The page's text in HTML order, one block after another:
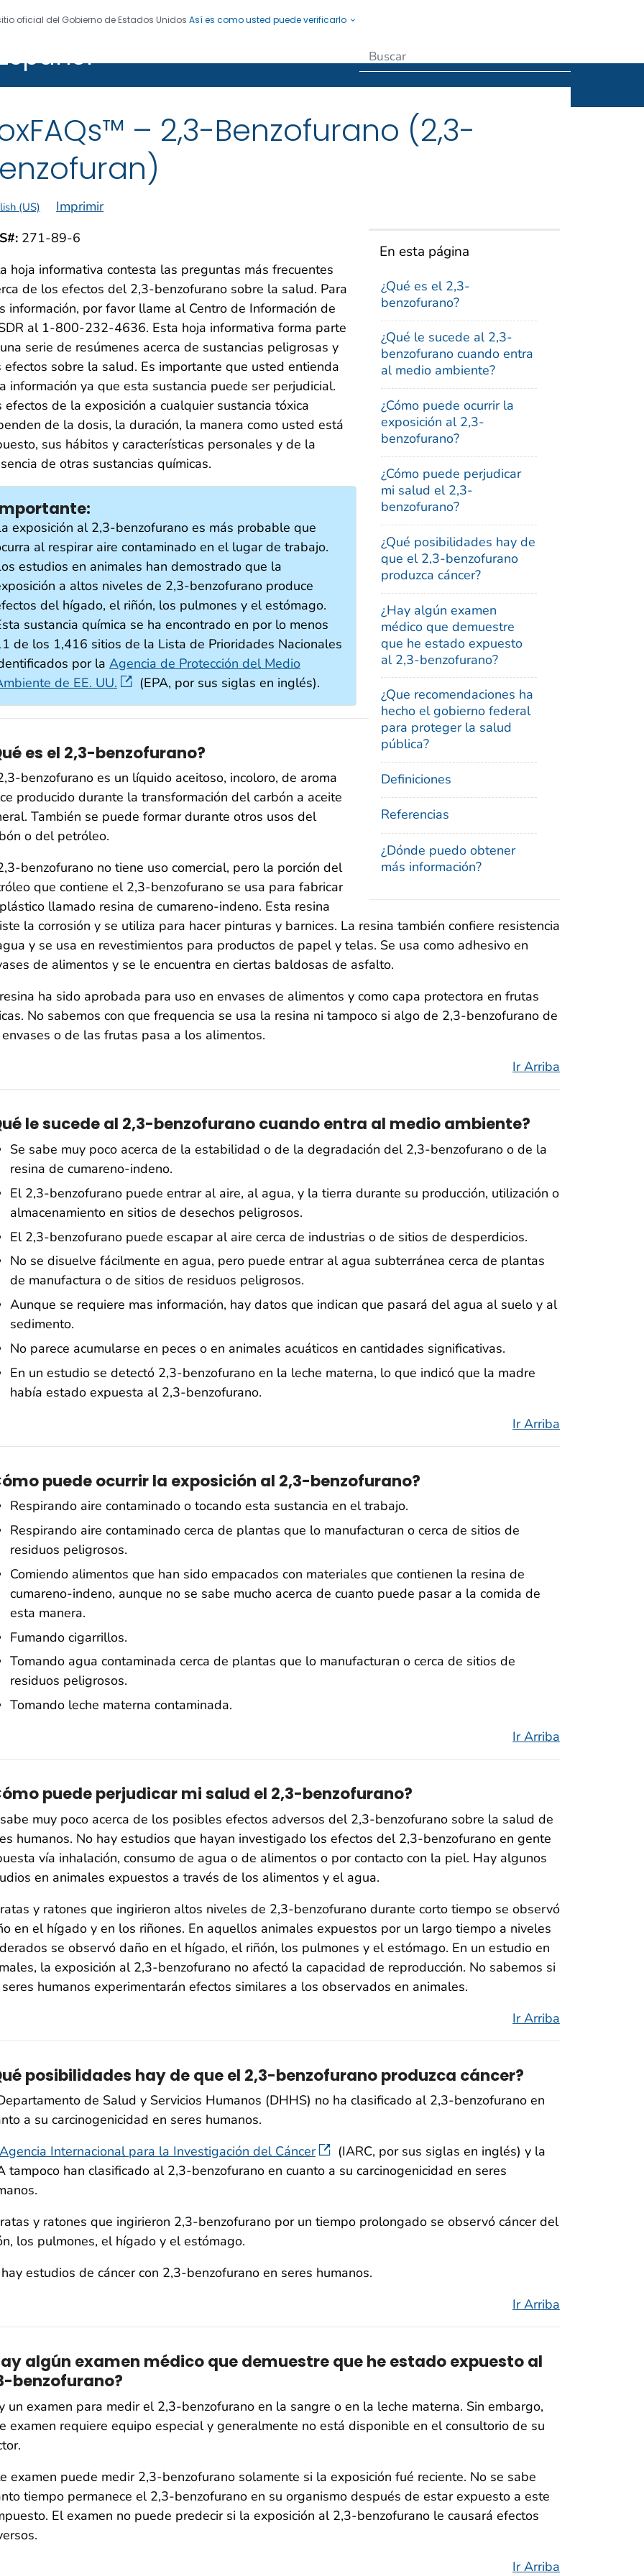
oficial del Gobierno de Estados Unidos Así es como usted puede verificarlo
– 2,3-Benzofurano (2,3-
(US) Imprimir
En esta página
¿Qué es el 2,3-
benzofurano?
¿Qué le sucede al 2,3-
benzofurano cuando entra
al medio ambiente?
¿Cómo puede ocurrir la
exposición al 2,3-
benzofurano?
¿Cómo puede perjudicar
mi salud el 2,3-
benzofurano?
¿Qué posibilidades hay de
que el 2,3-benzofurano
produzca cáncer?
¿Hay algún examen
médico que demuestre
que he estado expuesto
al 2,3-benzofurano?
¿Que recomendaciones ha
hecho el gobierno federal
para proteger la salud
pública?
Definiciones
Referencias
¿Dónde puedo obtener
más información?
271-89-6
hoja informativa contesta las preguntas más frecuentes
de los efectos del 2,3-benzofurano sobre la salud. Para
información, por favor llame al Centro de Información de
al 1-800-232-4636. Esta hoja informativa forma parte
serie de resúmenes acerca de sustancias peligrosas y
efectos sobre la salud. Es importante que usted entienda
información ya que esta sustancia puede ser perjudicial.
efectos de la exposición a cualquier sustancia tóxica
de la dosis, la duración, la manera como usted está
sus hábitos y características personales y de la
de otras sustancias químicas.
exposición al 2,3-benzofurano es más probable que
al respirar aire contaminado en el lugar de trabajo.
estudios en animales han demostrado que la
a altos niveles de 2,3-benzofurano produce
del hígado, el riñón, los pulmones y el estómago.
sustancia química se ha encontrado en por lo menos
de los 1,416 sitios de la Lista de Prioridades Nacionales
por la Agencia de Protección del Medio
de EE. UU.
(EPA, por sus siglas en inglés).
es el 2,3-benzofurano?
benzofurano es un líquido aceitoso, incoloro, de aroma
producido durante la transformación del carbón a aceite
También se puede formar durante otros usos del
o del petróleo.
benzofurano no tiene uso comercial, pero la porción del
que contiene el 2,3-benzofurano se usa para fabricar
llamado resina de cumareno-indeno. Esta resina
la corrosión y se utiliza para hacer pinturas y barnices. La resina también confiere resistencia
y se usa en revestimientos para productos de papel y telas. Se usa como adhesivo en
de alimentos y se le encuentra en ciertas baldosas de asfalto.
ha sido aprobada para uso en envases de alimentos y como capa protectora en frutas
No sabemos con que frequencia se usa la resina ni tampoco si algo de 2,3-benzofurano de
o de las frutas pasa a los alimentos.
Ir Arriba
le sucede al 2,3-benzofurano cuando entra al medio ambiente?
Se sabe muy poco acerca de la estabilidad o de la degradación del 2,3-benzofurano o de la
resina de cumareno-indeno.
El 2,3-benzofurano puede entrar al aire, al agua, y la tierra durante su producción, utilización o
almacenamiento en sitios de desechos peligrosos.
El 2,3-benzofurano puede escapar al aire cerca de industrias o de sitios de desperdicios.
No se disuelve fácilmente en agua, pero puede entrar al agua subterránea cerca de plantas
de manufactura o de sitios de residuos peligrosos.
Aunque se requiere mas información, hay datos que indican que pasará del agua al suelo y al
sedimento.
No parece acumularse en peces o en animales acuáticos en cantidades significativas.
En un estudio se detectó 2,3-benzofurano en la leche materna, lo que indicó que la madre
había estado expuesta al 2,3-benzofurano.
Ir Arriba
puede ocurrir la exposición al 2,3-benzofurano?
Respirando aire contaminado o tocando esta sustancia en el trabajo.
Respirando aire contaminado cerca de plantas que lo manufacturan o cerca de sitios de
residuos peligrosos.
Comiendo alimentos que han sido empacados con materiales que contienen la resina de
cumareno-indeno, aunque no se sabe mucho acerca de cuanto puede pasar a la comida de
esta manera.
Fumando cigarrillos.
Tomando agua contaminada cerca de plantas que lo manufacturan o cerca de sitios de
residuos peligrosos.
Tomando leche materna contaminada.
Ir Arriba
puede perjudicar mi salud el 2,3-benzofurano?
muy poco acerca de los posibles efectos adversos del 2,3-benzofurano sobre la salud de
humanos. No hay estudios que hayan investigado los efectos del 2,3-benzofurano en gente
vía inhalación, consumo de agua o de alimentos o por contacto con la piel. Hay algunos
en animales expuestos a través de los alimentos y el agua.
y ratones que ingirieron altos niveles de 2,3-benzofurano durante corto tiempo se observó
en el hígado y en los riñones. En aquellos animales expuestos por un largo tiempo a niveles
se observó daño en el hígado, el riñón, los pulmones y el estómago. En un estudio en
la exposición al 2,3-benzofurano no afectó la capacidad de reproducción. No sabemos si
humanos experimentarán efectos similares a los observados en animales.
Ir Arriba
posibilidades hay de que el 2,3-benzofurano produzca cáncer?
de Salud y Servicios Humanos (DHHS) no ha clasificado al 2,3-benzofurano en
a su carcinogenicidad en seres humanos.
Agencia Internacional para la Investigación del Cáncer
(IARC, por sus siglas en inglés) y la
tampoco han clasificado al 2,3-benzofurano en cuanto a su carcinogenicidad en seres
y ratones que ingirieron 2,3-benzofurano por un tiempo prolongado se observó cáncer del
los pulmones, el hígado y el estómago.
estudios de cáncer con 2,3-benzofurano en seres humanos.
Ir Arriba
algún examen médico que demuestre que he estado expuesto al
benzofurano?
un examen para medir el 2,3-benzofurano en la sangre o en la leche materna. Sin embargo,
examen requiere equipo especial y generalmente no está disponible en el consultorio de su
examen puede medir 2,3-benzofurano solamente si la exposición fué reciente. No se sabe
tiempo permanece el 2,3-benzofurano en su organismo después de estar expuesto a este
El examen no puede predecir si la exposición al 2,3-benzofurano le causará efectos
Ir Arriba